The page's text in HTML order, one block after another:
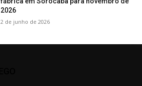
2026
2 de junho de 2026